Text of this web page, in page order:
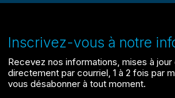
Inscrivez-vous à notre
Recevez nos informations, mises à
directement par courriel, 1 à 2 fois par
vous désabonner à tout moment.